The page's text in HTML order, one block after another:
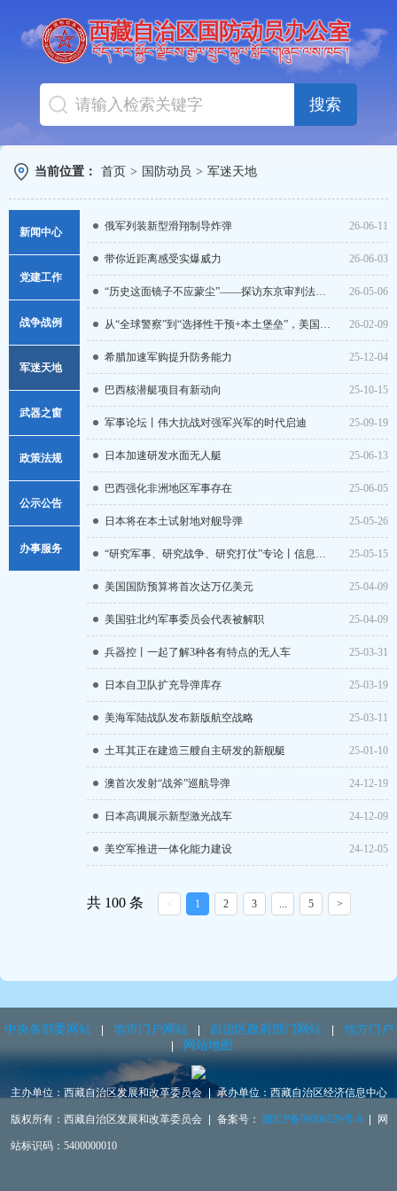
搜索
当前位置： 首页 > 国防动员 > 军迷天地
新闻中心
图片新闻
人防要闻
党建工作
战争战例
军迷天地
武器之窗
政策法规
政策解读
行政规范性文件
公示公告
重点信息
办事服务
俄军列装新型滑翔制导炸弹 26-06-11
带你近距离感受实爆威力 26-06-03
“历史这面镜子不应蒙尘”——探访东京审判法庭旧址 26-05-06
从“全球警察”到“选择性干预+本土堡垒”，美国重构国防战略布局 26-02-09
希腊加速军购提升防务能力 25-12-04
巴西核潜艇项目有新动向 25-10-15
军事论坛丨伟大抗战对强军兴军的时代启迪 25-09-19
日本加速研发水面无人艇 25-06-13
巴西强化非洲地区军事存在 25-06-05
日本将在本土试射地对舰导弹 25-05-26
“研究军事、研究战争、研究打仗”专论丨信息感知：联合作战的关键驱动 25-05-15
美国国防预算将首次达万亿美元 25-04-09
美国驻北约军事委员会代表被解职 25-04-09
兵器控丨一起了解3种各有特点的无人车 25-03-31
日本自卫队扩充导弹库存 25-03-19
美海军陆战队发布新版航空战略 25-03-11
土耳其正在建造三艘自主研发的新舰艇 25-01-10
澳首次发射“战斧”巡航导弹 24-12-19
日本高调展示新型激光战车 24-12-09
美空军推进一体化能力建设 24-12-05
共 100 条 < 1 2 3 ... 5 >
中央各部委网站 地市门户网站 自治区政府部门网站
地方门户
网站地图
主办单位：西藏自治区发展和改革委员会 承办单位：西藏自治区经济信息中心
版权所有：西藏自治区发展和改革委员会 备案号： 藏ICP备09000529号-8 网
站标识码：5400000010